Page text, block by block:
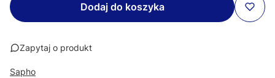
Dodaj do koszyka
Zapytaj o produkt
Sapho